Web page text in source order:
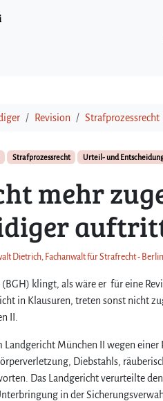
Revision Strafprozessrecht
Strafprozessrecht Urteil- und
mehr
Dietrich, Fachanwalt für Strafrecht -
(BGH) klingt, als wäre er für eine
in Klausuren, treten sonst nicht
II.
Landgericht München II wegen
Diebstahls,
Das Landgericht verurteilte
in der